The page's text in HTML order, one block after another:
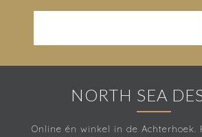
NORTH SEA
Online én winkel in de Achterhoek.